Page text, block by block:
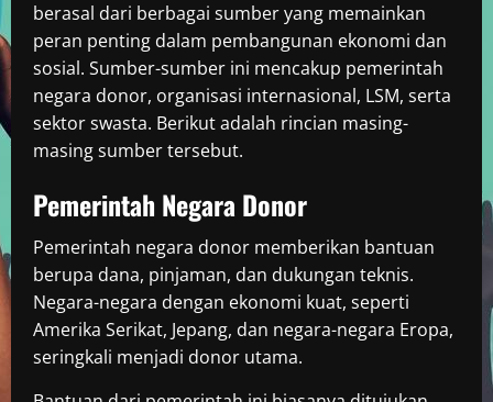
berasal dari berbagai sumber yang memainkan
peran penting dalam pembangunan ekonomi dan
sosial. Sumber-sumber ini mencakup pemerintah
negara donor, organisasi internasional, LSM, serta
sektor swasta. Berikut adalah rincian masing-
masing sumber tersebut.
Pemerintah Negara Donor
Pemerintah negara donor memberikan bantuan
berupa dana, pinjaman, dan dukungan teknis.
Negara-negara dengan ekonomi kuat, seperti
Amerika Serikat, Jepang, dan negara-negara Eropa,
seringkali menjadi donor utama.